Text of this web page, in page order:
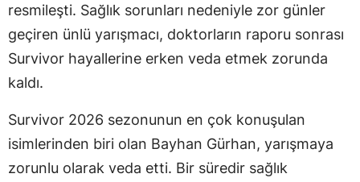
resmileşti. Sağlık sorunları nedeniyle zor günler
geçiren ünlü yarışmacı, doktorların raporu sonrası
Survivor hayallerine erken veda etmek zorunda
kaldı.
Survivor 2026 sezonunun en çok konuşulan
isimlerinden biri olan Bayhan Gürhan, yarışmaya
zorunlu olarak veda etti. Bir süredir sağlık